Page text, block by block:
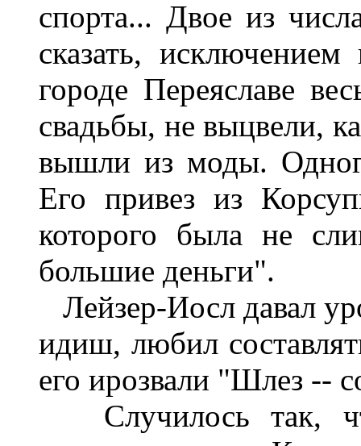
спорта... Двое из
сказать,
городе Переяславе
свадьбы, не выцвели,
вышли из моды.
Его привез из
которого была не
большие деньги".
Лейзер-Иосл давал
идиш, любил
его ирозвали "Шлез --
Случилось так,